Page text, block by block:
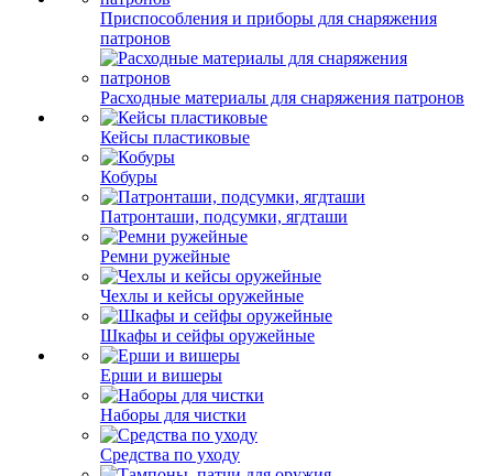
Приспособления и приборы для снаряжения
патронов
Расходные материалы для снаряжения патронов
Кейсы пластиковые
Кобуры
Патронташи, подсумки, ягдташи
Ремни ружейные
Чехлы и кейсы оружейные
Шкафы и сейфы оружейные
Ерши и вишеры
Наборы для чистки
Средства по уходу